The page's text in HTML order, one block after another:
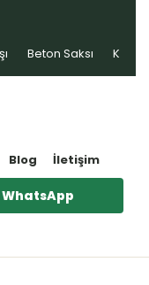
Beton Saksı Kablo
Blog İletişim
WhatsApp